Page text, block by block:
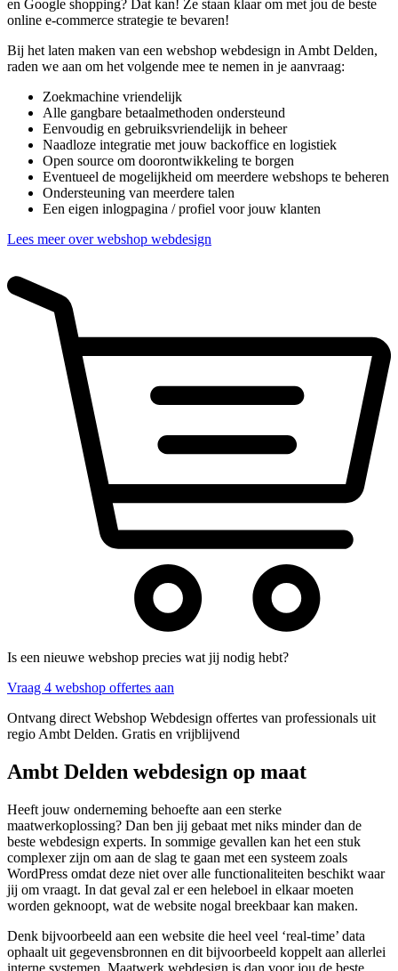
en Google shopping? Dat kan! Ze staan klaar om met jou de beste
online e-commerce strategie te bevaren!
Bij het laten maken van een webshop webdesign in Ambt Delden,
raden we aan om het volgende mee te nemen in je aanvraag:
Zoekmachine vriendelijk
Alle gangbare betaalmethoden ondersteund
Eenvoudig en gebruiksvriendelijk in beheer
Naadloze integratie met jouw backoffice en logistiek
Open source om doorontwikkeling te borgen
Eventueel de mogelijkheid om meerdere webshops te beheren
Ondersteuning van meerdere talen
Een eigen inlogpagina / profiel voor jouw klanten
Lees meer over webshop webdesign
Is een nieuwe webshop precies wat jij nodig hebt?
Vraag 4 webshop offertes aan
Ontvang direct Webshop Webdesign offertes van professionals uit
regio Ambt Delden. Gratis en vrijblijvend
Ambt Delden webdesign op maat
Heeft jouw onderneming behoefte aan een sterke
maatwerkoplossing? Dan ben jij gebaat met niks minder dan de
beste webdesign experts. In sommige gevallen kan het een stuk
complexer zijn om aan de slag te gaan met een systeem zoals
WordPress omdat deze niet over alle functionaliteiten beschikt waar
jij om vraagt. In dat geval zal er een heleboel in elkaar moeten
worden geknoopt, wat de website nogal breekbaar kan maken.
Denk bijvoorbeeld aan een website die heel veel ‘real-time’ data
ophaalt uit gegevensbronnen en dit bijvoorbeeld koppelt aan allerlei
interne systemen. Maatwerk webdesign is dan voor jou de beste